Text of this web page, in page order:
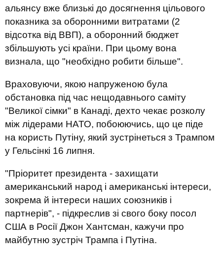
альянсу вже близькі до досягнення цільового
показника за оборонними витратами (2
відсотка від ВВП), а оборонний бюджет
збільшують усі країни. При цьому вона
визнала, що "необхідно робити більше".
Враховуючи, якою напруженою була
обстановка під час нещодавнього саміту
"Великої сімки" в Канаді, дехто чекає розколу
між лідерами НАТО, побоюючись, що це піде
на користь Путіну, який зустрінеться з Трампом
у Гельсінкі 16 липня.
"Пріоритет президента - захищати
американський народ і американські інтереси,
зокрема й інтереси наших союзників і
партнерів", - підкреслив зі свого боку посол
США в Росії Джон Хантсман, кажучи про
майбутню зустріч Трампа і Путіна.